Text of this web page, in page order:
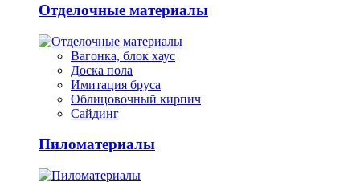
Отделочные материалы
Вагонка, блок хаус
Доска пола
Имитация бруса
Облицовочный кирпич
Сайдинг
Пиломатериалы